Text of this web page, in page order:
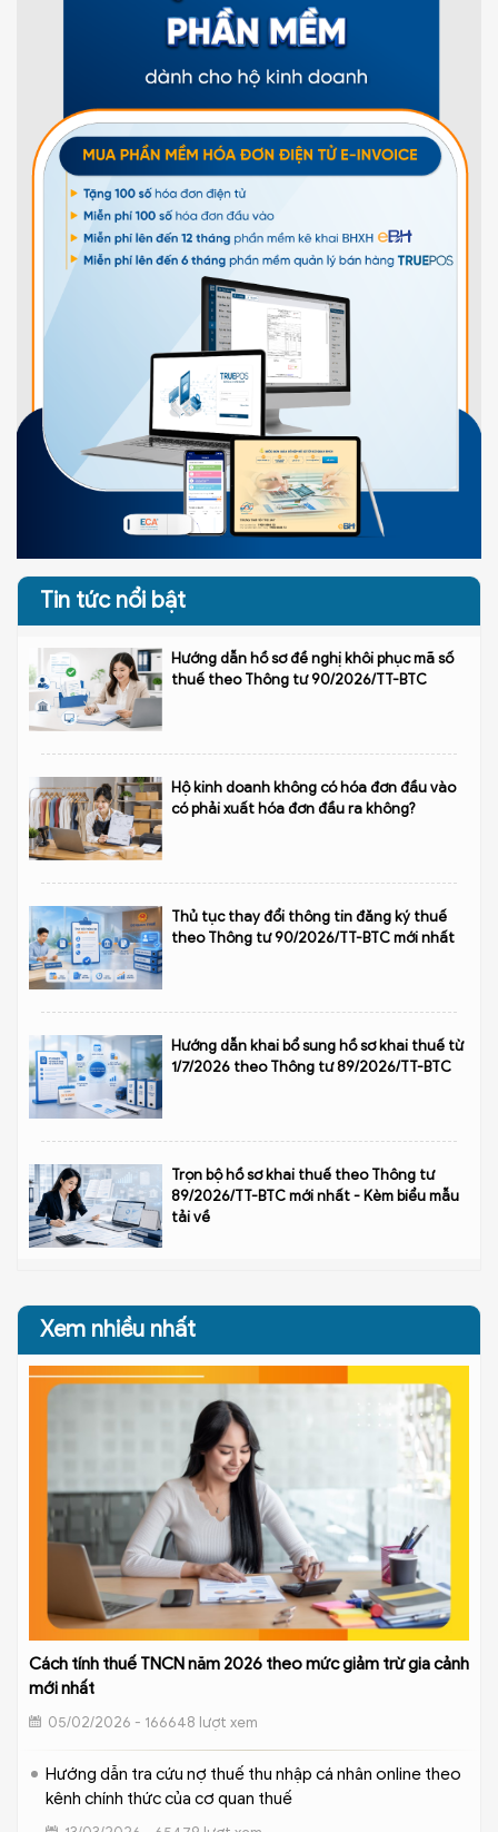
Tin tức nổi bật
Hướng dẫn hồ sơ đề nghị khôi phục mã số
thuế theo Thông tư 90/2026/TT-BTC
Hộ kinh doanh không có hóa đơn đầu vào
có phải xuất hóa đơn đầu ra không?
Thủ tục thay đổi thông tin đăng ký thuế
theo Thông tư 90/2026/TT-BTC mới nhất
Hướng dẫn khai bổ sung hồ sơ khai thuế từ
1/7/2026 theo Thông tư 89/2026/TT-BTC
Trọn bộ hồ sơ khai thuế theo Thông tư
89/2026/TT-BTC mới nhất - Kèm biểu mẫu
tải về
Xem nhiều nhất
Cách tính thuế TNCN năm 2026 theo mức giảm trừ gia cảnh
mới nhất
05/02/2026 - 166648 lượt xem
Hướng dẫn tra cứu nợ thuế thu nhập cá nhân online theo
kênh chính thức của cơ quan thuế